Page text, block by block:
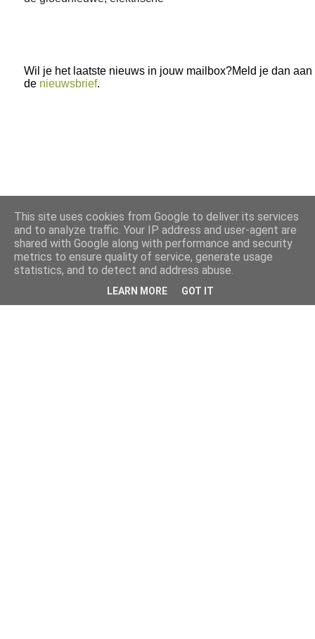
Wil je het laatste nieuws in jouw mailbox?Meld je dan aan
de nieuwsbrief.
This site uses cookies from Google to deliver its services
and to analyze traffic. Your IP address and user-agent are
shared with Google along with performance and security
metrics to ensure quality of service, generate usage
statistics, and to detect and address abuse.
LEARN MORE GOT IT